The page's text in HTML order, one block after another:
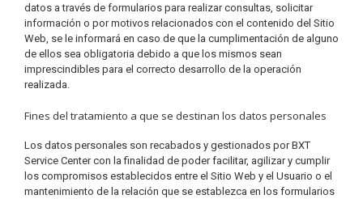
datos a través de formularios para realizar consultas, solicitar
información o por motivos relacionados con el contenido del Sitio
Web, se le informará en caso de que la cumplimentación de alguno
de ellos sea obligatoria debido a que los mismos sean
imprescindibles para el correcto desarrollo de la operación
realizada.
Fines del tratamiento a que se destinan los datos personales
Los datos personales son recabados y gestionados por BXT
Service Center con la finalidad de poder facilitar, agilizar y cumplir
los compromisos establecidos entre el Sitio Web y el Usuario o el
mantenimiento de la relación que se establezca en los formularios